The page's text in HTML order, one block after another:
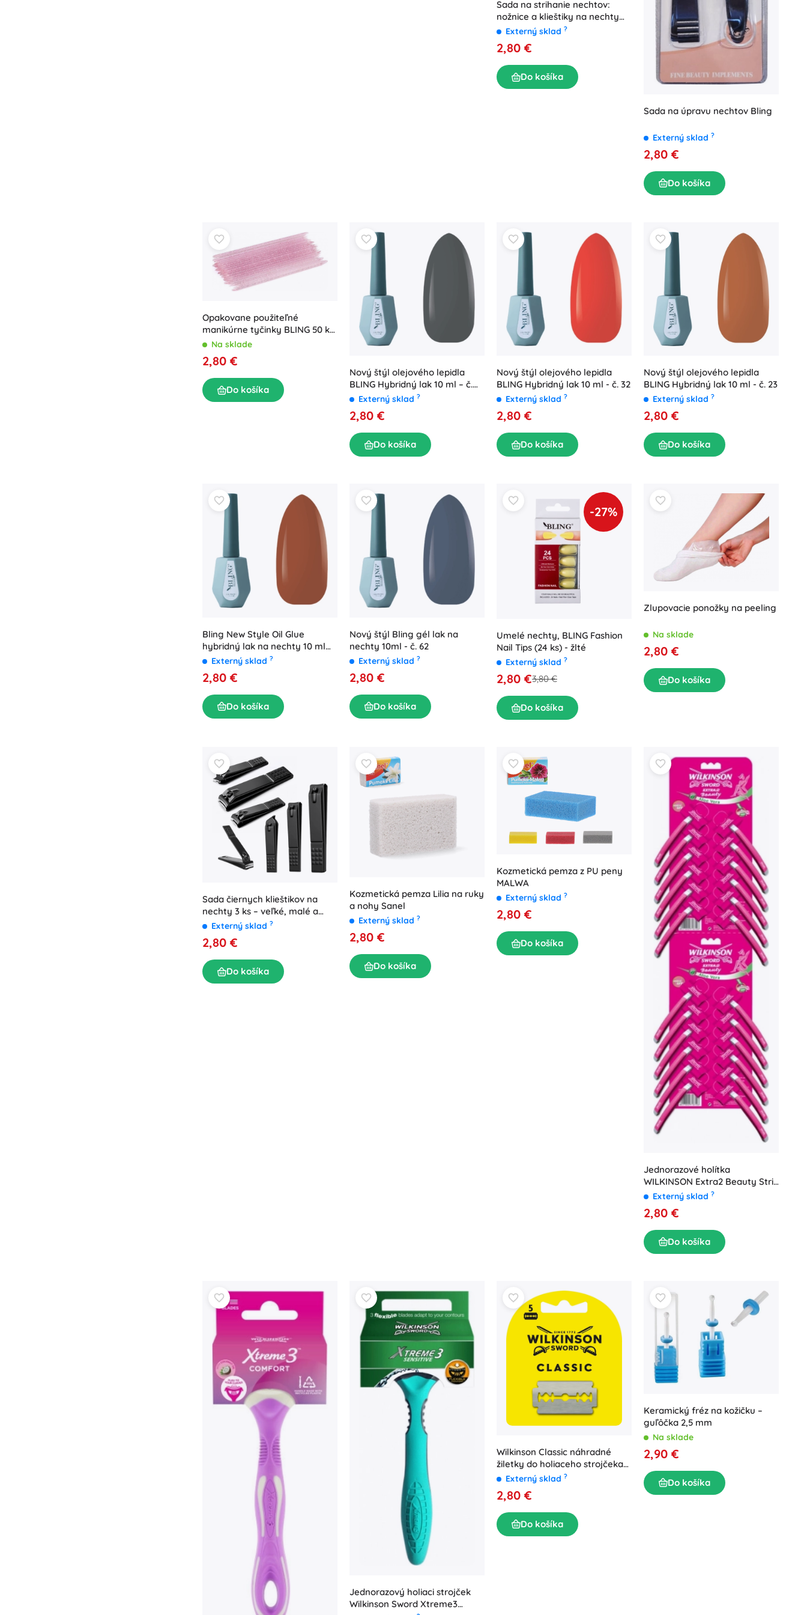
Sada na strihanie nechtov:
nožnice a klieštiky na nechty
BLING
Externý sklad ?
2,80 €
Do košíka
Sada na úpravu nechtov Bling
Externý sklad ?
2,80 €
Do košíka
Opakovane použiteľné
manikúrne tyčinky BLING 50 ks
- farebný mix
Na sklade
2,80 €
Do košíka
Nový štýl olejového lepidla
BLING Hybridný lak 10 ml – č.
49Externý sklad ?
2,80 €
Do košíka
Nový štýl olejového lepidla
BLING Hybridný lak 10 ml - č. 32
Externý sklad ?
2,80 €
Do košíka
Nový štýl olejového lepidla
BLING Hybridný lak 10 ml - č. 23
Externý sklad ?
2,80 €
Do košíka
Bling New Style Oil Glue
hybridný lak na nechty 10 ml
odtieň 24
Externý sklad ?
2,80 €
Do košíka
Nový štýl Bling gél lak na
nechty 10ml - č. 62
Externý sklad ?
2,80 €
Do košíka
-27%
Umelé nechty, BLING Fashion
Nail Tips (24 ks) - žlté
Externý sklad ?
2,80 €3,80 €
Do košíka
Zlupovacie ponožky na peeling
Na sklade
2,80 €
Do košíka
Sada čiernych klieštikov na
nechty 3 ks – veľké, malé a
šikmé
Externý sklad ?
2,80 €
Do košíka
Kozmetická pemza Lilia na ruky
a nohy Sanel
Externý sklad ?
2,80 €
Do košíka
Kozmetická pemza z PU peny
MALWA
Externý sklad ?
2,80 €
Do košíka
Jednorazové holítka
WILKINSON Extra2 Beauty Strip
– 24 ks (cena za 1 ks)
Externý sklad ?
2,80 €
Do košíka
Jednorazový holiaci strojček
Wilkinson Sword Xtreme3
Wilkinson Classic náhradné
žiletky do holiaceho strojčeka
(5 ks)Externý sklad ?
2,80 €
Do košíka
Keramický fréz na kožičku –
guľôčka 2,5 mm
Na sklade
2,90 €
Do košíka